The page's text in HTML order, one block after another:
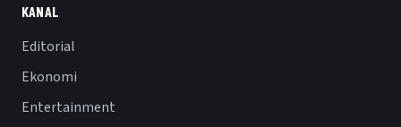
KANAL
Editorial
Ekonomi
Entertainment